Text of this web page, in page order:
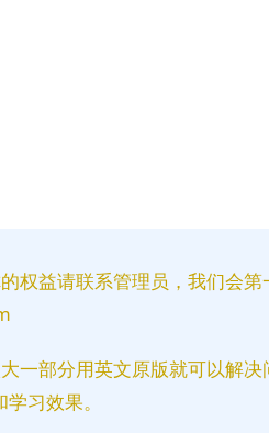
权益请联系管理员，我们会
一部分用英文原版就可以解
习效果。